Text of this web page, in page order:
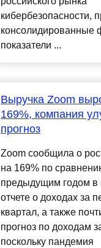
кибербезопасности,
консолидированные
показатели ...
Выручка Zoom
169%, компания
прогноз
Zoom сообщила о
на 169% по
предыдущим годом в
отчете о доходах за
квартал, а также
прогноз по доходам
поскольку пандемия